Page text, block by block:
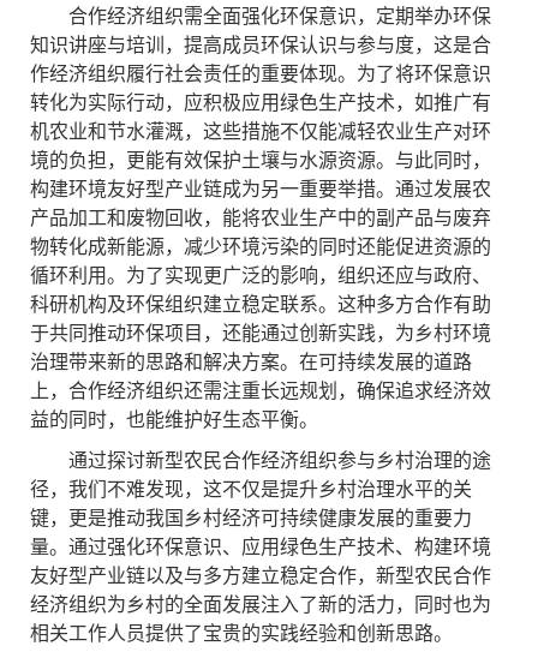
合作经济组织需全面强化环保意识，定期举办环保
知识讲座与培训，提高成员环保认识与参与度，这是合
作经济组织履行社会责任的重要体现。为了将环保意识
转化为实际行动，应积极应用绿色生产技术，如推广有
机农业和节水灌溉，这些措施不仅能减轻农业生产对环
境的负担，更能有效保护土壤与水源资源。与此同时，
构建环境友好型产业链成为另一重要举措。通过发展农
产品加工和废物回收，能将农业生产中的副产品与废弃
物转化成新能源，减少环境污染的同时还能促进资源的
循环利用。为了实现更广泛的影响，组织还应与政府、
科研机构及环保组织建立稳定联系。这种多方合作有助
于共同推动环保项目，还能通过创新实践，为乡村环境
治理带来新的思路和解决方案。在可持续发展的道路
上，合作经济组织还需注重长远规划，确保追求经济效
益的同时，也能维护好生态平衡。
通过探讨新型农民合作经济组织参与乡村治理的途
径，我们不难发现，这不仅是提升乡村治理水平的关
键，更是推动我国乡村经济可持续健康发展的重要力
量。通过强化环保意识、应用绿色生产技术、构建环境
友好型产业链以及与多方建立稳定合作，新型农民合作
经济组织为乡村的全面发展注入了新的活力，同时也为
相关工作人员提供了宝贵的实践经验和创新思路。